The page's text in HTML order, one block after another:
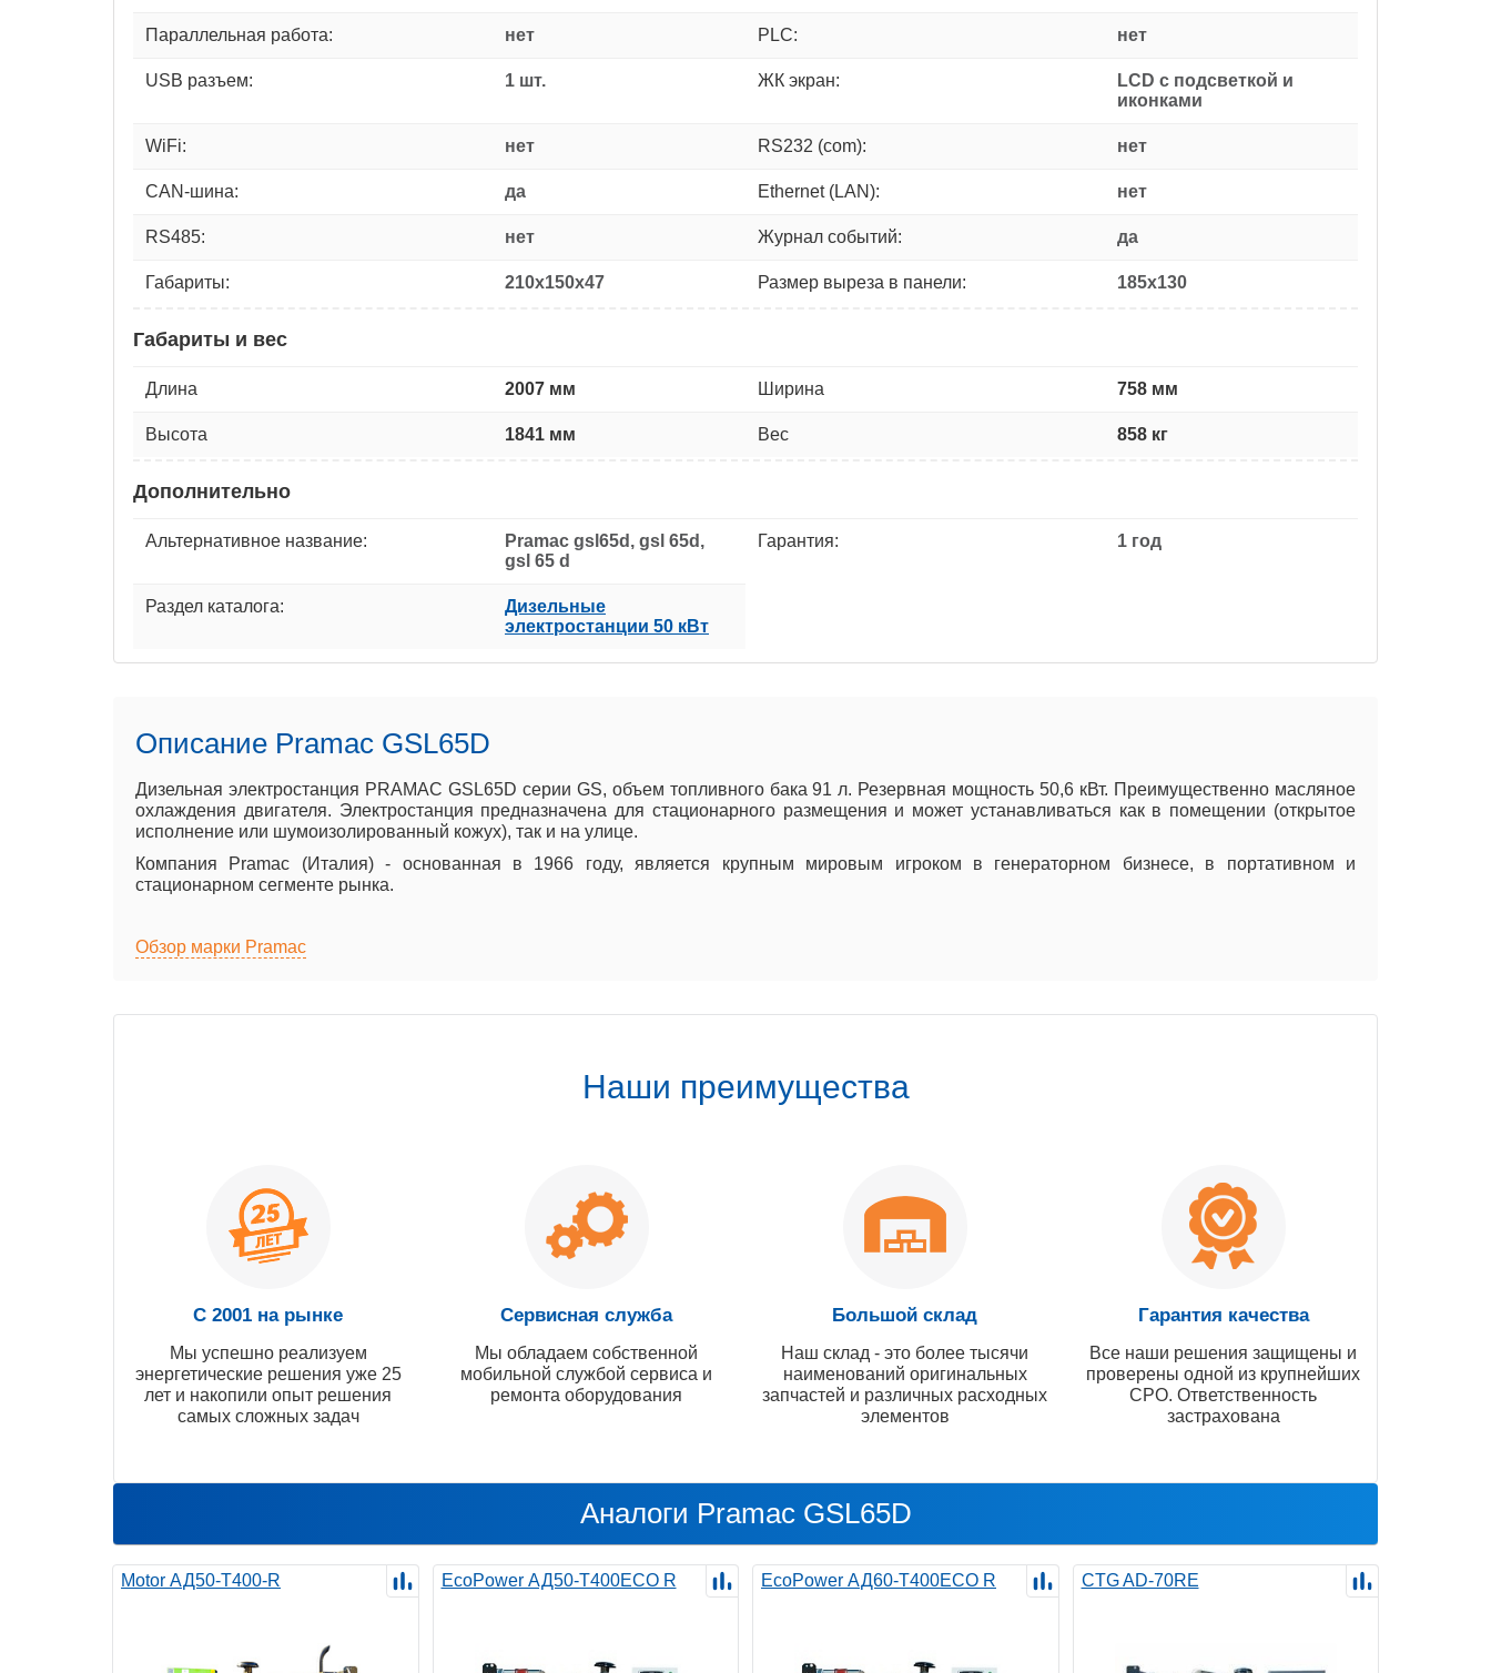
Параллельная работа: нет PLC: нет
USB разъем: 1 шт. ЖК экран:
LCD с подсветкой и
иконками
WiFi: нет RS232 (com): нет
CAN-шина: да Ethernet (LAN): нет
RS485: нет Журнал событий: да
Габариты: 210x150x47 Размер выреза в панели: 185x130
Габариты и вес
Длина 2007 мм Ширина 758 мм
Высота 1841 мм Вес 858 кг
Дополнительно
Альтернативное название:
Pramac gsl65d, gsl 65d,
gsl 65 d
Гарантия: 1 год
Раздел каталога:
Дизельные
электростанции 50 кВт
Описание Pramac GSL65D
Дизельная электростанция PRAMAC GSL65D серии GS, объем топливного бака 91 л. Резервная мощность 50,6 кВт. Преимущественно масляное
охлаждения двигателя. Электростанция предназначена для стационарного размещения и может устанавливаться как в помещении (открытое
исполнение или шумоизолированный кожух), так и на улице.
Компания Pramac (Италия) - основанная в 1966 году, является крупным мировым игроком в генераторном бизнесе, в портативном и
стационарном сегменте рынка.
Обзор марки Pramac
Наши преимущества
С 2001 на рынке
Мы успешно реализуем
энергетические решения уже 25
лет и накопили опыт решения
самых сложных задач
Сервисная служба
Мы обладаем собственной
мобильной службой сервиса и
ремонта оборудования
Большой склад
Наш склад - это более тысячи
наименований оригинальных
запчастей и различных расходных
элементов
Гарантия качества
Все наши решения защищены и
проверены одной из крупнейших
СРО. Ответственность
застрахована
Аналоги Pramac GSL65D
Motor АД50-Т400-R EcoPower АД50-T400ECO R EcoPower АД60-T400ECO R CTG AD-70RE